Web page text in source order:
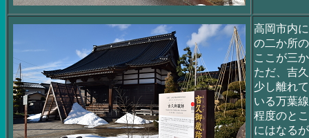
高岡市内
の二か所
ここが三
ただ、吉
少し離れ
いる万葉
程度のと
にはなる